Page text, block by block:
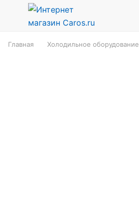
Главная Холодильное оборудование